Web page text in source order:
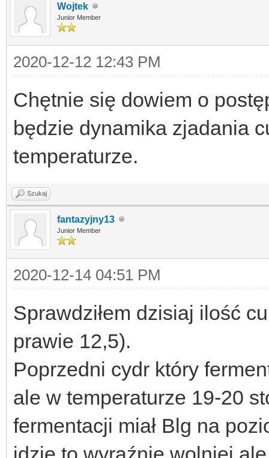
Wojtek
Junior Member
2020-12-12 12:43 PM
Chętnie się dowiem o
będzie dynamika zjadania
temperaturze.
Szukaj
fantazyjny13
Junior Member
2020-12-14 04:51 PM
Sprawdziłem dzisiaj ilość
prawie 12,5).
Poprzedni cydr który
ale w temperaturze 19-20
fermentacji miał Blg na